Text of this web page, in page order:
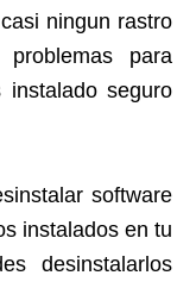
ningun rastro
para
seguro
software
instalados en tu
desinstalarlos